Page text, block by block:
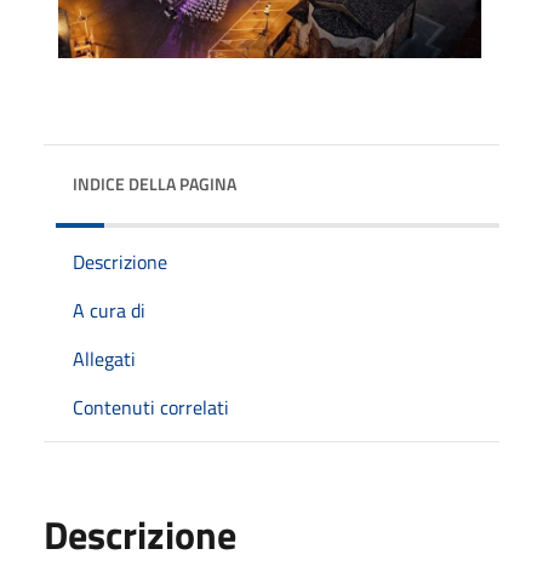
INDICE DELLA PAGINA
Descrizione
A cura di
Allegati
Contenuti correlati
Descrizione